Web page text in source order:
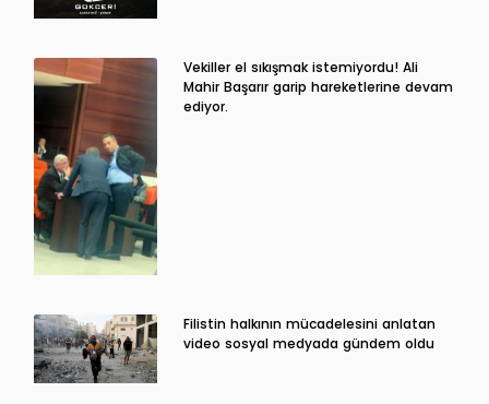
Vekiller el sıkışmak istemiyordu! Ali
Mahir Başarır garip hareketlerine devam
ediyor.
Filistin halkının mücadelesini anlatan
video sosyal medyada gündem oldu